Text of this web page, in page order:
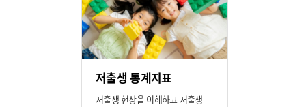
저출생 통계지표
저출생 현상을 이해하고 저출생